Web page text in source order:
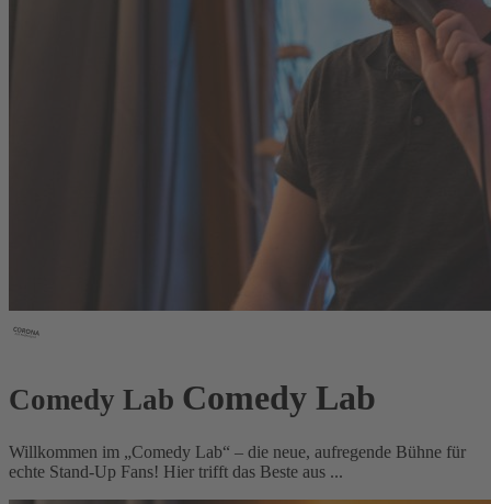
Comedy Lab Comedy Lab
Willkommen im „Comedy Lab“ – die neue, aufregende Bühne für
echte Stand-Up Fans! Hier trifft das Beste aus ...